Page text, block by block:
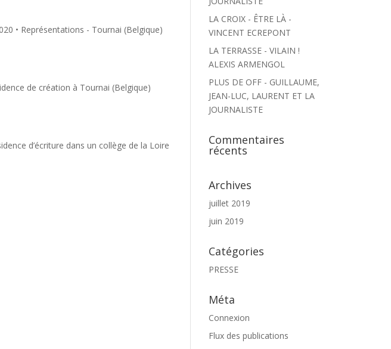
• Représentations - Tournai (Belgique)
de création à Tournai (Belgique)
d’écriture dans un collège de la Loire
LA CROIX - ÊTRE LÀ -
VINCENT ECREPONT
LA TERRASSE - VILAIN !
ALEXIS ARMENGOL
PLUS DE OFF - GUILLAUME,
JEAN-LUC, LAURENT ET LA
JOURNALISTE
Commentaires
récents
Archives
juillet 2019
juin 2019
Catégories
PRESSE
Méta
Connexion
Flux des publications